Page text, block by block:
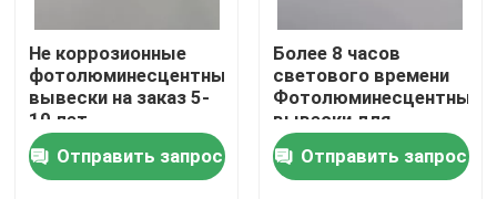
контроль качества
контактные данные
Не коррозионные
фотолюминесцентные
вывески на заказ 5-
10 лет
Отправить запрос
Более 8 часов
светового времени
Фотолюминесцентные
вывески для
стандартов и
длительного срока
службы
Отправить запрос